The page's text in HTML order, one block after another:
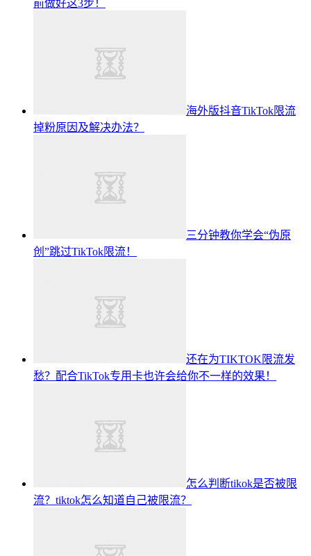
前做好这3步！
海外版抖音TikTok限流
掉粉原因及解决办法？
三分钟教你学会“伪原
创”跳过TikTok限流！
还在为TIKTOK限流发
愁？配合TikTok专用卡也许会给你不一样的效果！
怎么判断tikok是否被限
流？tiktok怎么知道自己被限流？